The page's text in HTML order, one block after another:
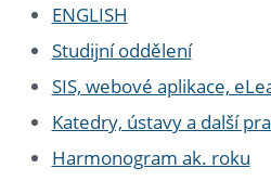
ENGLISH
Studijní oddělení
SIS, webové aplikace,
Katedry, ústavy a další
Harmonogram ak. roku